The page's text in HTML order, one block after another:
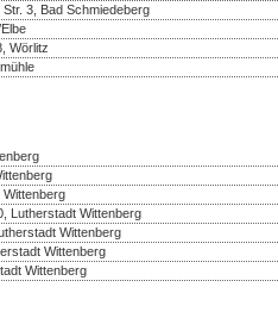
3, Bad Schmiedeberg
Wörlitz
Lutherstadt Wittenberg
Wittenberg
Wittenberg
Wittenberg